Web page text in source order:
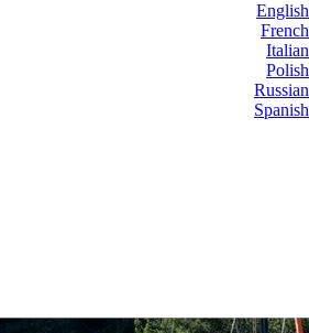
English
French
Italian
Polish
Russian
Spanish